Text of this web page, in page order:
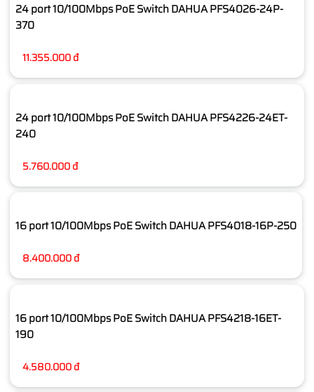
24 port 10/100Mbps PoE Switch DAHUA PFS4026-24P-
370
11.355.000 đ
24 port 10/100Mbps PoE Switch DAHUA PFS4226-24ET-
240
5.760.000 đ
16 port 10/100Mbps PoE Switch DAHUA PFS4018-16P-250
8.400.000 đ
16 port 10/100Mbps PoE Switch DAHUA PFS4218-16ET-
190
4.580.000 đ